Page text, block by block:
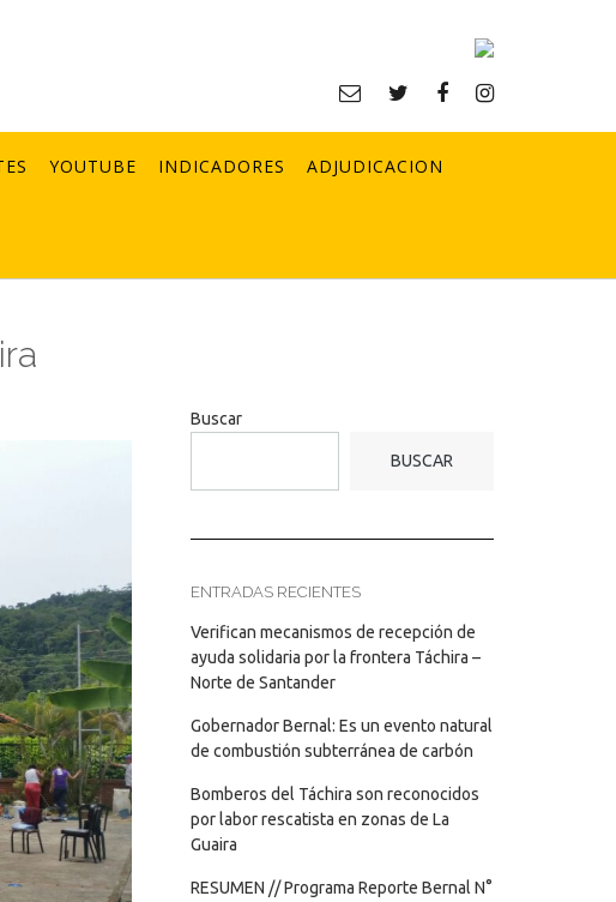
YOUTUBE INDICADORES ADJUDICACION
Buscar
BUSCAR
ENTRADAS RECIENTES
Verifican mecanismos de recepción de
ayuda solidaria por la frontera Táchira –
Norte de Santander
Gobernador Bernal: Es un evento natural
de combustión subterránea de carbón
Bomberos del Táchira son reconocidos
por labor rescatista en zonas de La
Guaira
RESUMEN // Programa Reporte Bernal N°